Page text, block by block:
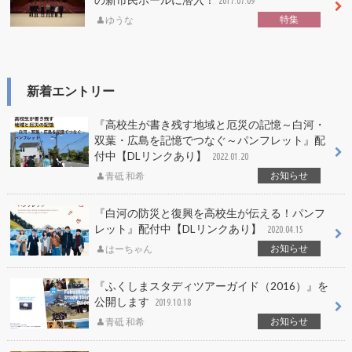
ゆうな 特集
新着エントリー
『高校生が書き残す地域と厄災の記憶～白河・
双葉・広島を記憶でつなぐ～パンフレット』配
付中【DLリンクあり】
2022.01.20
青砥 和希 お知らせ
『白河の防災と復興を高校生が伝える！パンフ
レット』配付中【DLリンクあり】
2020.04.15
はーちゃん お知らせ
『ふくしまスタディツアーガイド（2016）』を
公開します
2019.10.18
青砥 和希 お知らせ